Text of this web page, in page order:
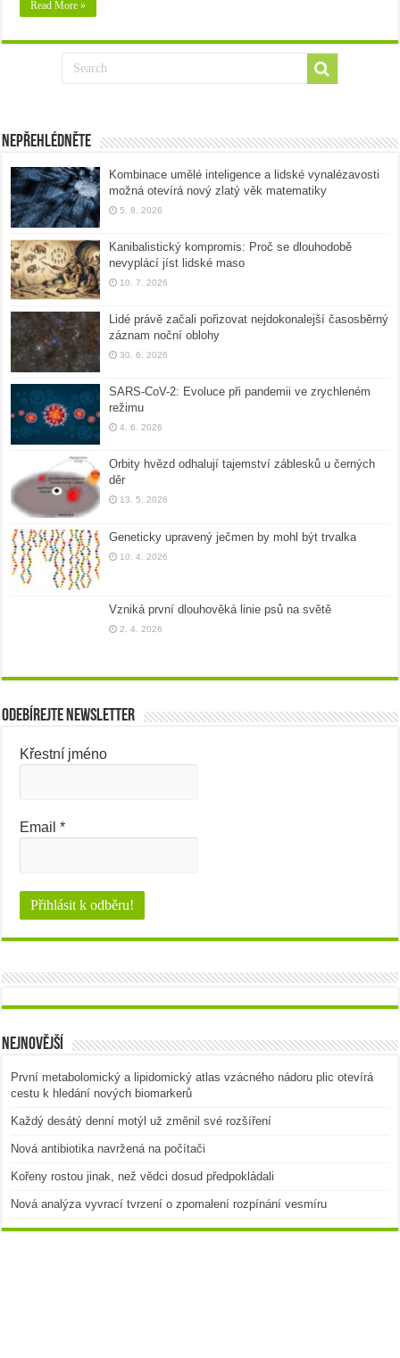
Read More »
Nepřehlédněte
Kombinace umělé inteligence a lidské vynalézavosti
možná otevírá nový zlatý věk matematiky
5. 8. 2026
Kanibalistický kompromis: Proč se dlouhodobě
nevyplácí jíst lidské maso
10. 7. 2026
Lidé právě začali pořizovat nejdokonalejší časosběrný
záznam noční oblohy
30. 6. 2026
SARS-CoV-2: Evoluce při pandemii ve zrychleném
režimu
4. 6. 2026
Orbity hvězd odhalují tajemství záblesků u černých
děr
13. 5. 2026
Geneticky upravený ječmen by mohl být trvalka
10. 4. 2026
Vzniká první dlouhověká linie psů na světě
2. 4. 2026
Odebírejte newsletter
Křestní jméno
Email*
Nejnovější
První metabolomický a lipidomický atlas vzácného nádoru plic otevírá
cestu k hledání nových biomarkerů
Každý desátý denní motýl už změnil své rozšíření
Nová antibiotika navržená na počítači
Kořeny rostou jinak, než vědci dosud předpokládali
Nová analýza vyvrací tvrzení o zpomalení rozpínání vesmíru